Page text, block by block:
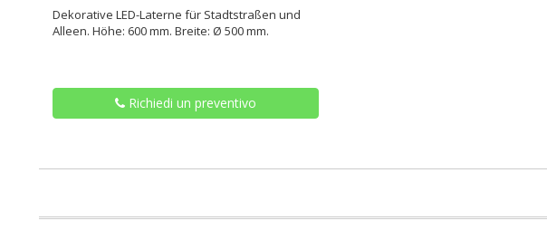
Dekorative LED-Laterne für Stadtstraßen und
Alleen. Höhe: 600 mm. Breite: Ø 500 mm.
Richiedi un preventivo